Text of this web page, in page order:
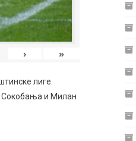
› »
лиге.
Сокобања и Милан